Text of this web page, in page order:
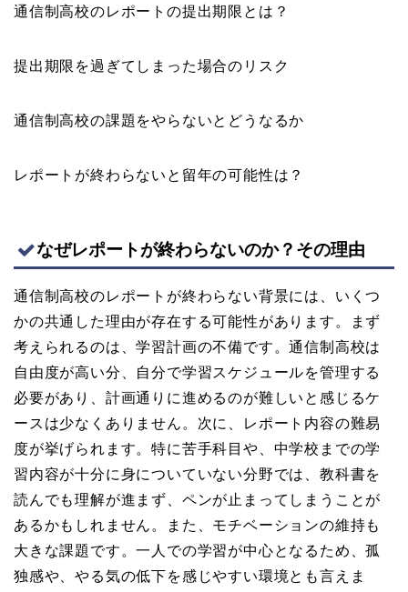
通信制高校のレポートの提出期限とは？
提出期限を過ぎてしまった場合のリスク
通信制高校の課題をやらないとどうなるか
レポートが終わらないと留年の可能性は？
なぜレポートが終わらないのか？その理由
通信制高校のレポートが終わらない背景には、いくつ
かの共通した理由が存在する可能性があります。まず
考えられるのは、学習計画の不備です。通信制高校は
自由度が高い分、自分で学習スケジュールを管理する
必要があり、計画通りに進めるのが難しいと感じるケ
ースは少なくありません。次に、レポート内容の難易
度が挙げられます。特に苦手科目や、中学校までの学
習内容が十分に身についていない分野では、教科書を
読んでも理解が進まず、ペンが止まってしまうことが
あるかもしれません。また、モチベーションの維持も
大きな課題です。一人での学習が中心となるため、孤
独感や、やる気の低下を感じやすい環境とも言えま